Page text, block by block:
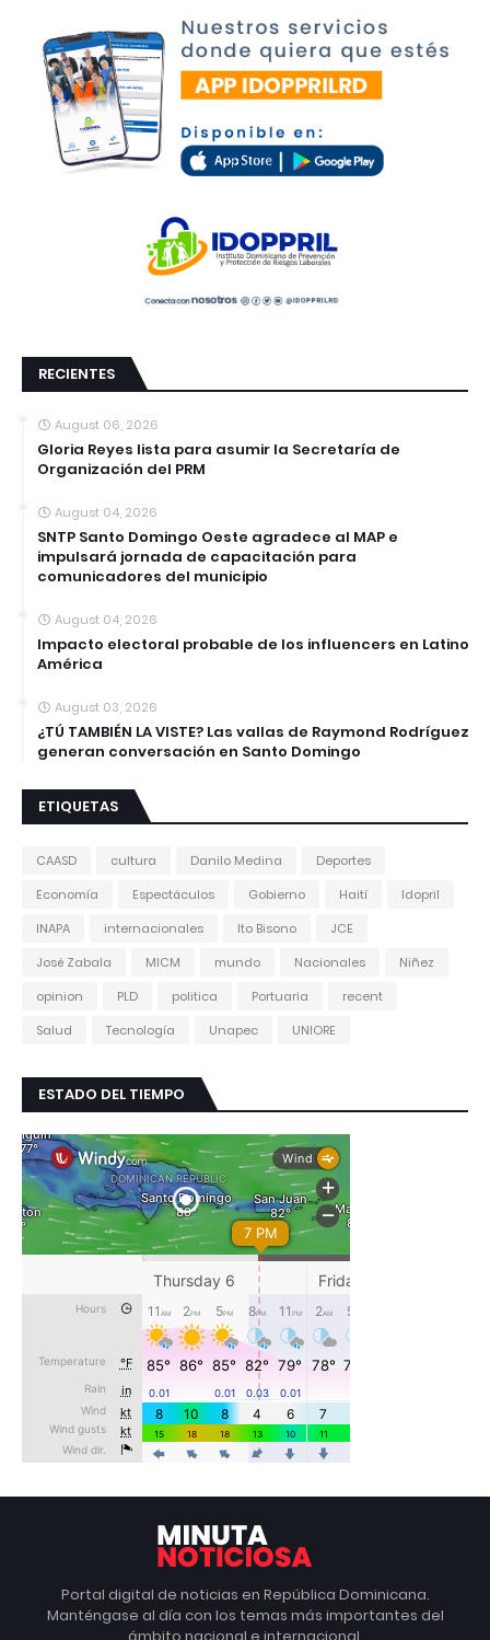
RECIENTES
August 06, 2026
Gloria Reyes lista para asumir la Secretaría de
Organización del PRM
August 04, 2026
SNTP Santo Domingo Oeste agradece al MAP e
impulsará jornada de capacitación para
comunicadores del municipio
August 04, 2026
Impacto electoral probable de los influencers en Latino
América
August 03, 2026
¿TÚ TAMBIÉN LA VISTE? Las vallas de Raymond Rodríguez
generan conversación en Santo Domingo
ETIQUETAS
CAASD cultura Danilo Medina
Deportes
Economía
Espectáculos Gobierno Haití
Idopril
INAPA
internacionales Ito Bisono
JCE
José Zabala
MICM mundo Nacionales
Niñez
opinion
PLD politica Portuaria
recent
Salud
Tecnología Unapec UNIORE
ESTADO DEL TIEMPO
Portal digital de noticias en República Dominicana.
Manténgase al día con los temas más importantes del
ámbito nacional e internacional.